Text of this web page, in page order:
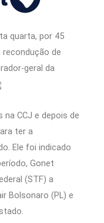
quarta, por 45
de
geral da
CCJ e depois de
ter a
Ele foi indicado
Gonet
(STF) a
Bolsonaro (PL) e